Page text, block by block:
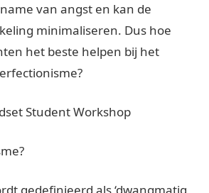
van angst en kan de
minimaliseren. Dus hoe
het beste helpen bij het
Student Workshop